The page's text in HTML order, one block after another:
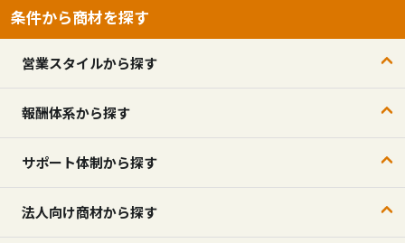
条件から商材を探す
営業スタイルから探す
報酬体系から探す
サポート体制から探す
法人向け商材から探す